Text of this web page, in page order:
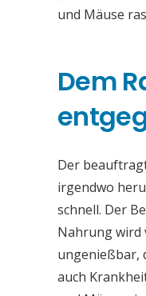
und Mäuse
Dem
Der
irgendwo
schnell. Der
Nahrung wird
ungenießbar,
auch